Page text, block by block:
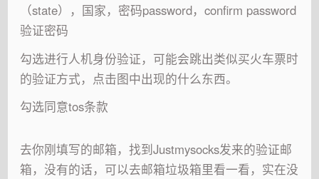
（state），国家，密码password，confirm password
验证密码
勾选进行人机身份验证，可能会跳出类似买火车票时
的验证方式，点击图中出现的什么东西。
勾选同意tos条款
去你刚填写的邮箱，找到Justmysocks发来的验证邮
箱，没有的话，可以去邮箱垃圾箱里看一看，实在没